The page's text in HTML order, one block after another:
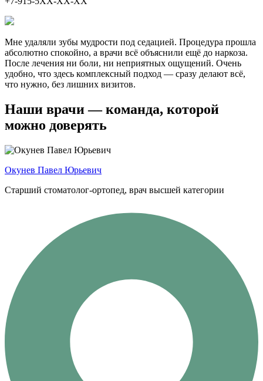
Мне удаляли зубы мудрости под седацией. Процедура прошла
абсолютно спокойно, а врачи всё объяснили ещё до наркоза.
После лечения ни боли, ни неприятных ощущений. Очень
удобно, что здесь комплексный подход — сразу делают всё,
что нужно, без лишних визитов.
Наши врачи — команда, которой
можно доверять
Окунев Павел Юрьевич
Старший стоматолог-ортопед, врач высшей категории